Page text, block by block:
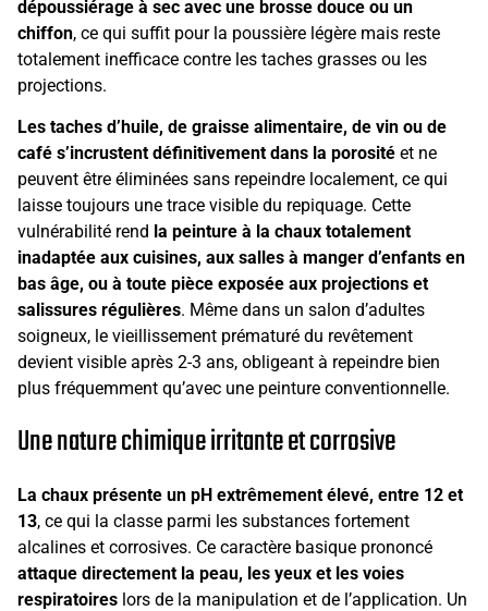
dépoussiérage à sec avec une brosse douce ou un
chiffon, ce qui suffit pour la poussière légère mais reste
totalement inefficace contre les taches grasses ou les
projections.
Les taches d’huile, de graisse alimentaire, de vin ou de
café s’incrustent définitivement dans la porosité et ne
peuvent être éliminées sans repeindre localement, ce qui
laisse toujours une trace visible du repiquage. Cette
vulnérabilité rend la peinture à la chaux totalement
inadaptée aux cuisines, aux salles à manger d’enfants en
bas âge, ou à toute pièce exposée aux projections et
salissures régulières. Même dans un salon d’adultes
soigneux, le vieillissement prématuré du revêtement
devient visible après 2-3 ans, obligeant à repeindre bien
plus fréquemment qu’avec une peinture conventionnelle.
Une nature chimique irritante et corrosive
La chaux présente un pH extrêmement élevé, entre 12 et
13, ce qui la classe parmi les substances fortement
alcalines et corrosives. Ce caractère basique prononcé
attaque directement la peau, les yeux et les voies
respiratoires lors de la manipulation et de l’application. Un